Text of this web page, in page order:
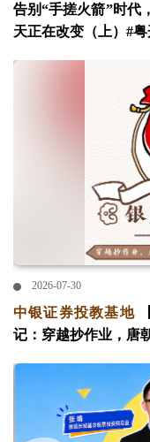
告别“手搓火箭”时代
天正在改变（上）#
2026-07-30
中银证券投教基地
记：穿越抄作业，唐